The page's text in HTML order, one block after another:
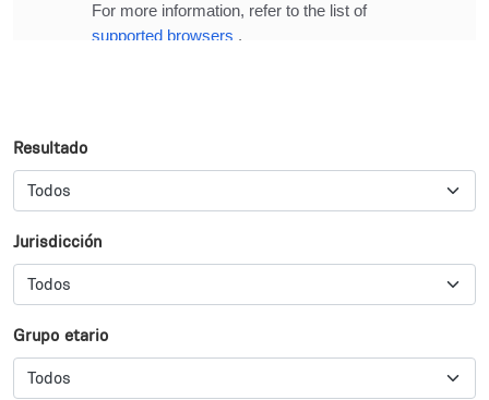
Resultado
Jurisdicción
Grupo etario